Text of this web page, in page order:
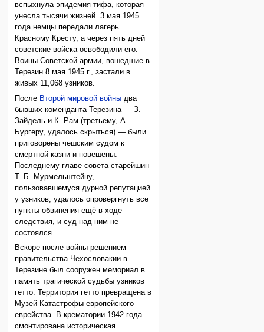
вспыхнула эпидемия тифа, которая
унесла тысячи жизней. 3 мая 1945
года немцы передали лагерь
Красному Кресту, а через пять дней
советские войска освободили его.
Воины Советской армии, вошедшие в
Терезин 8 мая 1945 г., застали в
живых 11,068 узников.
После Второй мировой войны два
бывших коменданта Терезина — З.
Зайдель и К. Рам (третьему, А.
Бургеру, удалось скрыться) — были
приговорены чешским судом к
смертной казни и повешены.
Последнему главе совета старейшин
Т. Б. Мурмельштейну,
пользовавшемуся дурной репутацией
у узников, удалось опровергнуть все
пункты обвинения ещё в ходе
следствия, и суд над ним не
состоялся.
Вскоре после войны решением
правительства Чехословакии в
Терезине был сооружен мемориал в
память трагической судьбы узников
гетто. Территория гетто превращена в
Музей Катастрофы европейского
еврейства. В крематории 1942 года
смонтирована историческая